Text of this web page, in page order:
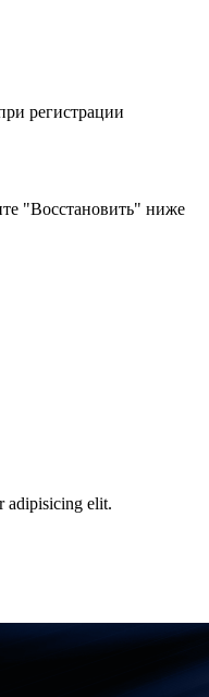
регистрации
"Восстановить" ниже
adipisicing elit.